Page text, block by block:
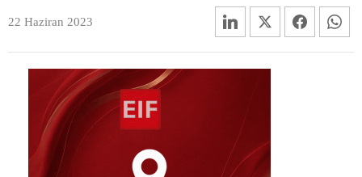
22 Haziran 2023